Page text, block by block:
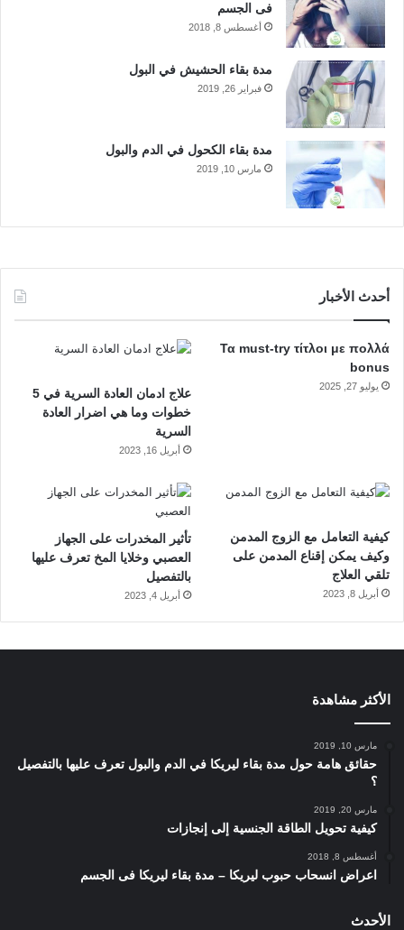
فى الجسم
أغسطس 8, 2018
مدة بقاء الحشيش في البول
فبراير 26, 2019
مدة بقاء الكحول في الدم والبول
مارس 10, 2019
أحدث الأخبار
Τα must-try τίτλοι με πολλά
bonus
يوليو 27, 2025
علاج ادمان العادة السرية في 5
خطوات وما هي اضرار العادة
السرية
أبريل 16, 2023
كيفية التعامل مع الزوج المدمن
وكيف يمكن إقناع المدمن على
تلقي العلاج
أبريل 8, 2023
تأثير المخدرات على الجهاز
العصبي وخلايا المخ تعرف عليها
بالتفصيل
أبريل 4, 2023
الأكثر مشاهدة
مارس 10, 2019
حقائق هامة حول مدة بقاء ليريكا في الدم والبول تعرف عليها بالتفصيل
؟
مارس 20, 2019
كيفية تحويل الطاقة الجنسية إلى إنجازات
أغسطس 8, 2018
اعراض انسحاب حبوب ليريكا – مدة بقاء ليريكا فى الجسم
الأحدث